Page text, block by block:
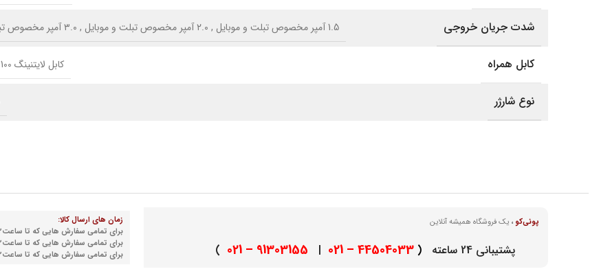
شدت جریان خروجی 1.5 آمپر مخصوص تبلت و موبایل , ۲.۰ آمپر مخصوص تبلت و موبایل , ۳.۰ آمپر مخصوص تبلت و موبایل
کابل همراه کابل لایتنینگ 100 سانتی متری
نوع شارژر
پونی‌کو ،یک فروشگاه همیشه آنلاین
پشتیبانی 24 ساعته (
44504033 – 021
|
91303155 – 021
)
زمان های ارسال کالا:
برای تمامی سفارش هایی که تا ساعت12 روز شنبه نهایی می شوند
برای تمامی سفارش هایی که تا ساعت12 روز دوشنبه نهایی می شوند
برای تمامی سفارش هایی که تا ساعت12 روز چهارشنبه نهایی می شوند